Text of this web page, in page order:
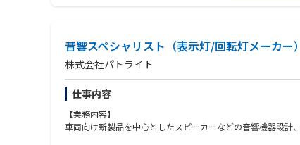
音響スペシャリスト（表示灯/回転灯メーカー）
株式会社パトライト
仕事内容
【業務内容】
車両向け新製品を中心としたスピーカーなどの音響機器設計